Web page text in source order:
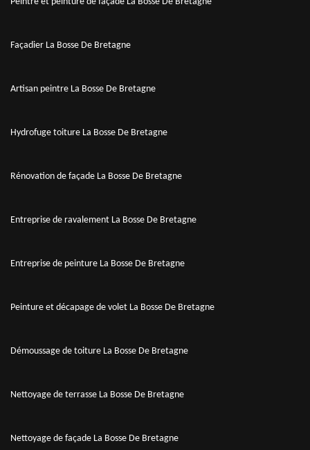
Façadier La Bosse De Bretagne
Artisan peintre La Bosse De Bretagne
Hydrofuge toiture La Bosse De Bretagne
Rénovation de façade La Bosse De Bretagne
Entreprise de ravalement La Bosse De Bretagne
Entreprise de peinture La Bosse De Bretagne
Peinture et décapage de volet La Bosse De Bretagne
Démoussage de toiture La Bosse De Bretagne
Nettoyage de terrasse La Bosse De Bretagne
Nettoyage de façade La Bosse De Bretagne